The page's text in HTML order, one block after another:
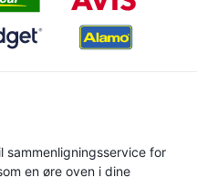
sammenligningsservice for
en øre oven i dine